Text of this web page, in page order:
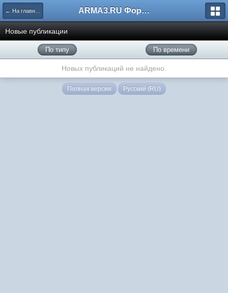
← На главную ARMA3.RU Форум
Новые публикации
По типу По времени
Новых публикаций не найдено.
Полная версия Русский (RU)